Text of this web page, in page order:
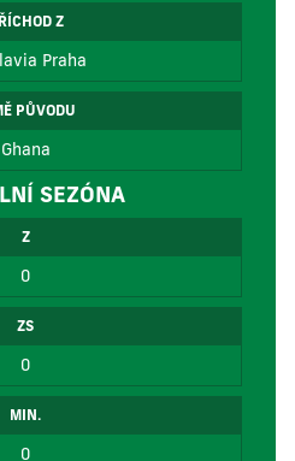
Z
Praha
PŮVODU
Ghana
SEZÓNA
Z
0
ZS
0
MIN.
0